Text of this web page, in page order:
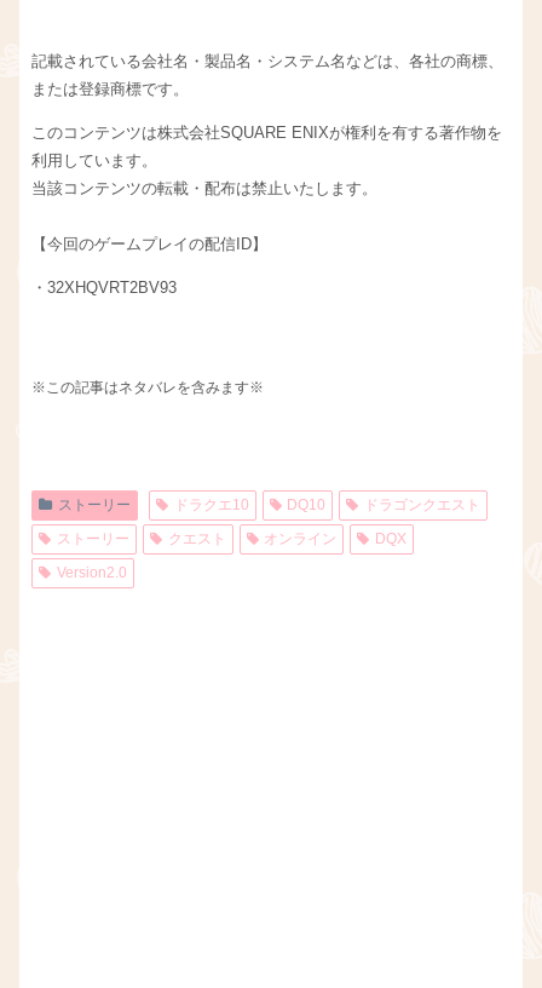
記載されている会社名・製品名・システム名などは、各社の商標、
または登録商標です。
このコンテンツは株式会社SQUARE ENIXが権利を有する著作物を
利用しています。
当該コンテンツの転載・配布は禁止いたします。
【今回のゲームプレイの配信ID】
・32XHQVRT2BV93
※この記事はネタバレを含みます※
ストーリー ドラクエ10 DQ10
ドラゴンクエスト
ストーリー
クエスト オンライン
DQX
Version2.0